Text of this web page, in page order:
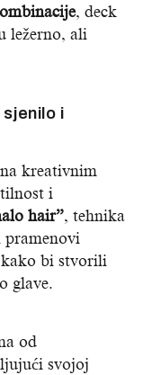
, deck
ležerno, ali
sjenilo i
kreativnim
i
hair”, tehnika
bi stvorili
glave.
od
svojoj